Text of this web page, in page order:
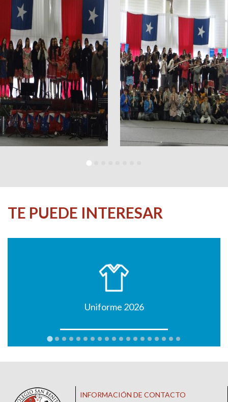
TE PUEDE INTERESAR
Uniforme 2026
INFORMACIÓN DE CONTACTO